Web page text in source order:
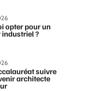
opter pour un
?
suivre
architecte